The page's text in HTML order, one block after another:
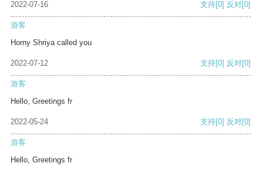
2022-07-16 支持[0] 反对[0]
游客
Horny Shriya called you
2022-07-12 支持[0] 反对[0]
游客
Hello, Greetings fr
2022-05-24 支持[0] 反对[0]
游客
Hello, Greetings fr